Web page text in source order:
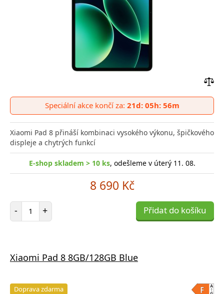
do
Speciální akce končí za: 21d: 05h: 56m
Xiaomi Pad 8 přináší kombinaci vysokého výkonu, špičkového
displeje a chytrých funkcí
E-shop skladem > 10 ks, odešleme v úterý 11. 08.
8 690 Kč
- Počet položek
+ Přidat do košíku
Xiaomi Pad 8 8GB/128GB Blue
Doprava zdarma